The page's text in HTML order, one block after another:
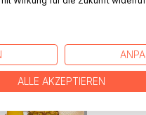
ALLE AKZEPTIEREN